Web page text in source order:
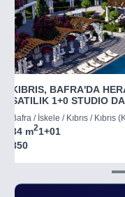
KIBRIS, BAFRA'DA
SATILIK 1+0 STUDIO
Bafra / İskele / Kıbrıs / Kıbrıs
34 m21+01
850
of